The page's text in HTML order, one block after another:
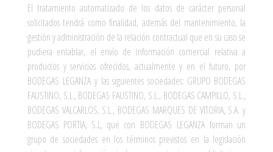
El tratamiento automatizado de los datos de carácter personal
solicitados tendrá como finalidad, además del mantenimiento, la
gestión y administración de la relación contractual que en su caso se
pudiera entablar, el envío de información comercial relativa a
productos y servicios ofrecidos, actualmente y en el futuro, por
BODEGAS LEGANZA y las siguientes sociedades: GRUPO BODEGAS
FAUSTINO, S.L., BODEGAS FAUSTINO, S.L., BODEGAS CAMPILLO, S.L.,
BODEGAS VALCARLOS, S.L., BODEGAS MARQUES DE VITORIA, S.A. y
BODEGAS PORTIA, S.L, que con BODEGAS LEGANZA forman un
grupo de sociedades en los términos previstos en la legislación